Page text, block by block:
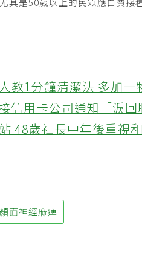
其是50歲以上的民眾應自費接
教1分鐘清潔法 多加一
信用卡公司通知「淚
48歲社長中年後重視
顏面神經麻痺